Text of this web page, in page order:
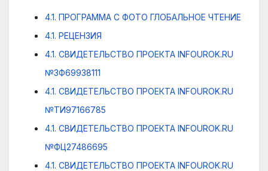
4.1. ПРОГРАММА С ФОТО ГЛОБАЛЬНОЕ ЧТЕНИЕ
4.1. РЕЦЕНЗИЯ
4.1. СВИДЕТЕЛЬСТВО ПРОЕКТА INFOUROK.RU
№ЗФ69938111
4.1. СВИДЕТЕЛЬСТВО ПРОЕКТА INFOUROK.RU
№ТИ97166785
4.1. СВИДЕТЕЛЬСТВО ПРОЕКТА INFOUROK.RU
№ФЦ27486695
4.1. СВИДЕТЕЛЬСТВО ПРОЕКТА INFOUROK.RU